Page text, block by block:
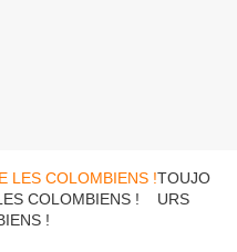
COLOMBIENS !
TOUJO
URS
!